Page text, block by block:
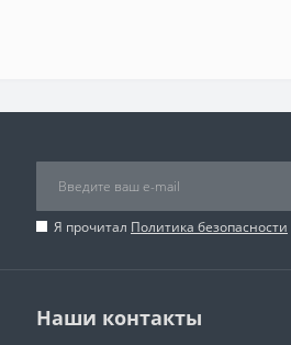
Я прочитал Политика безопасности
Наши контакты